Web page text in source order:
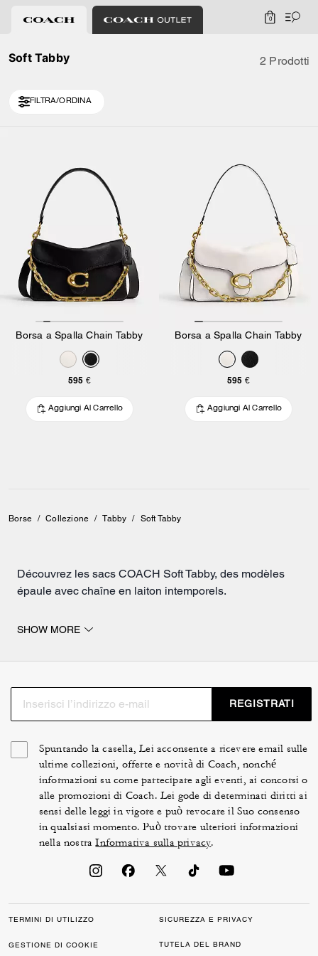
0
Soft Tabby 2 Prodotti
FILTRA/ORDINA
Borsa a Spalla Chain Tabby
595 €
Aggiungi Al Carrello
Borsa a Spalla Chain Tabby
595 €
Aggiungi Al Carrello
Borse / Collezione / Tabby / Soft Tabby
Découvrez les sacs COACH Soft Tabby, des modèles
épaule avec chaîne en laiton intemporels.
cuir grainé souple à l'éclat discret. Ces silhouettes
Nos artisans ont conçu ces sacs épaule avec chaîne
pour vous accompagner dans toutes les situations de la
vie quotidienne et compléter vos tenues.
SHOW MORE
REGISTRATI
Spuntando la casella, Lei acconsente a ricevere email sulle
ultime collezioni, offerte e novità di Coach, nonché
informazioni su come partecipare agli eventi, ai concorsi o
alle promozioni di Coach. Lei gode di determinati diritti ai
sensi delle leggi in vigore e può revocare il Suo consenso
in qualsiasi momento. Può trovare ulteriori informazioni
nella nostraInformativa sulla privacy.
TERMINI DI UTILIZZO SICUREZZA E PRIVACY
GESTIONE DI COOKIE TUTELA DEL BRAND